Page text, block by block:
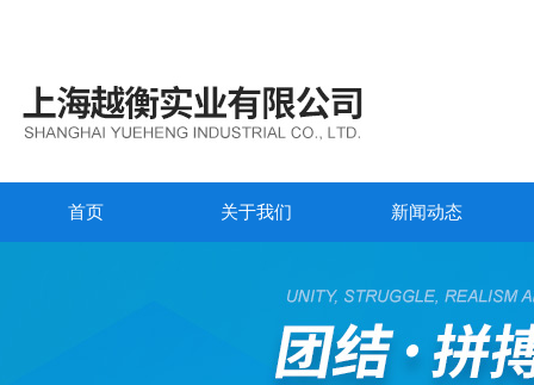
首页 关于我们 新闻动态